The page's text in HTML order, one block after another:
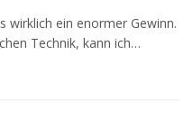
wirklich ein enormer Gewinn.
Technik, kann ich…